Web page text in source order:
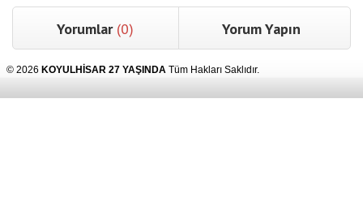
Yorumlar (0) Yorum Yapın
© 2026 KOYULHİSAR 27 YAŞINDA Tüm Hakları Saklıdır.